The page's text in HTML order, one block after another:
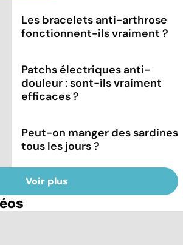
Les bracelets anti-arthrose
fonctionnent-ils vraiment ?
Patchs électriques anti-
douleur : sont-ils vraiment
efficaces ?
Peut-on manger des sardines
tous les jours ?
Voir plus